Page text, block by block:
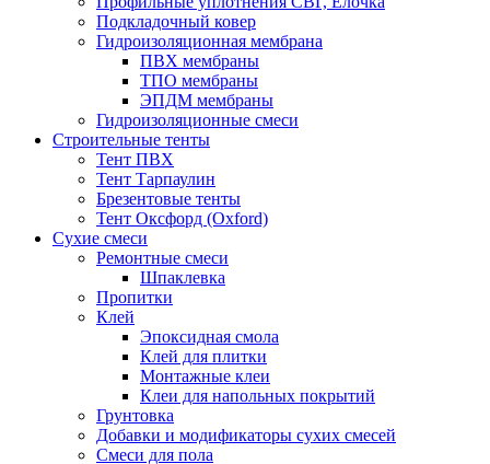
Подкладочный ковер
Гидроизоляционная мембрана
ПВХ мембраны
ТПО мембраны
ЭПДМ мембраны
Гидроизоляционные смеси
Строительные тенты
Тент ПВХ
Тент Тарпаулин
Брезентовые тенты
Тент Оксфорд (Oxford)
Сухие смеси
Ремонтные смеси
Шпаклевка
Пропитки
Клей
Эпоксидная смола
Клей для плитки
Монтажные клеи
Клеи для напольных покрытий
Грунтовка
Добавки и модификаторы сухих смесей
Смеси для пола